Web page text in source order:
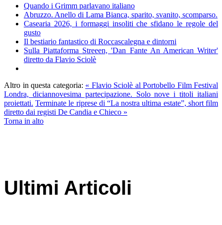
Quando i Grimm parlavano italiano
Abruzzo. Anello di Lama Bianca, sparito, svanito, scomparso.
Casearia 2026, i formaggi insoliti che sfidano le regole del
gusto
Il bestiario fantastico di Roccascalegna e dintorni
Sulla Piattaforma Streeen, 'Dan Fante An American Writer'
diretto da Flavio Sciolè
Altro in questa categoria: « Flavio Sciolè al Portobello Film Festival
Londra, diciannovesima partecipazione. Solo nove i titoli italiani
proiettati. Terminate le riprese di “La nostra ultima estate”, short film
diretto dai registi De Candia e Chieco »
Torna in alto
Ultimi Articoli